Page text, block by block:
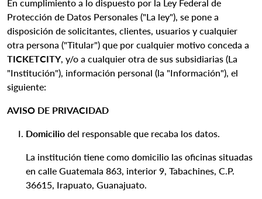
En cumplimiento a lo dispuesto por la Ley Federal de
Protección de Datos Personales ("La ley"), se pone a
disposición de solicitantes, clientes, usuarios y cualquier
otra persona ("Titular") que por cualquier motivo conceda a
TICKETCITY, y/o a cualquier otra de sus subsidiarias (La
"Institución"), información personal (la "Información"), el
siguiente:
AVISO DE PRIVACIDAD
Domicilio del responsable que recaba los datos.
La institución tiene como domicilio las oficinas situadas
en calle Guatemala 863, interior 9, Tabachines, C.P.
36615, Irapuato, Guanajuato.